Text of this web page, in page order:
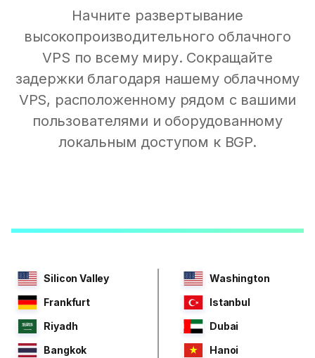
Начните развертывание
высокопроизводительного облачного
VPS по всему миру. Сокращайте
задержки благодаря нашему облачному
VPS, расположенному рядом с вашими
пользователями и оборудованному
локальным доступом к BGP.
Silicon Valley
Washington
Frankfurt
Istanbul
Riyadh
Dubai
Bangkok
Hanoi